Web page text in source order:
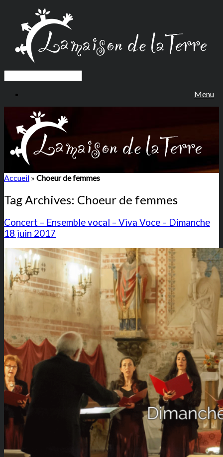
Menu
Accueil » Choeur de femmes
Tag Archives: Choeur de femmes
Concert – Ensemble vocal – Viva Voce – Dimanche
18 juin 2017